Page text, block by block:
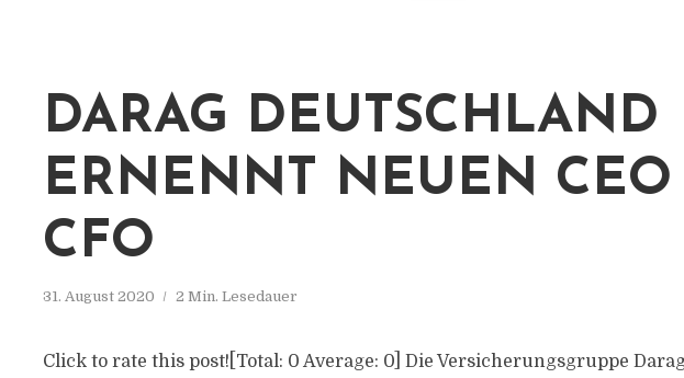
DARAG DEUTSCHLAND
ERNENNT NEUEN
CFO
31. August 2020 2 Min. Lesedauer
Click to rate this post![Total: 0 Average: 0] Die Versicherungsgruppe